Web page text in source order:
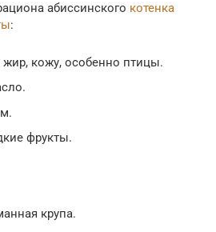
абиссинского котенка
:
жир, кожу, особенно птицы.
фрукты.
крупа.